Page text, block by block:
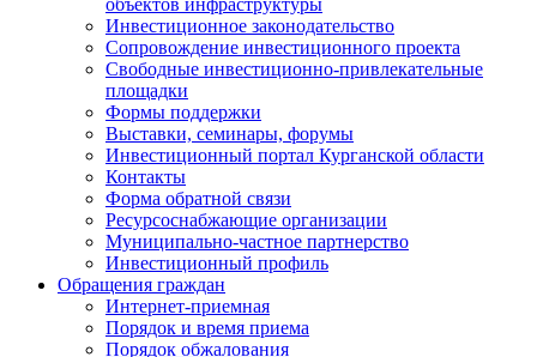
объектов инфраструктуры
Инвестиционное законодательство
Сопровождение инвестиционного проекта
Свободные инвестиционно-привлекательные
площадки
Формы поддержки
Выставки, семинары, форумы
Инвестиционный портал Курганской области
Контакты
Форма обратной связи
Ресурсоснабжающие организации
Муниципально-частное партнерство
Инвестиционный профиль
Обращения граждан
Интернет-приемная
Порядок и время приема
Порядок обжалования